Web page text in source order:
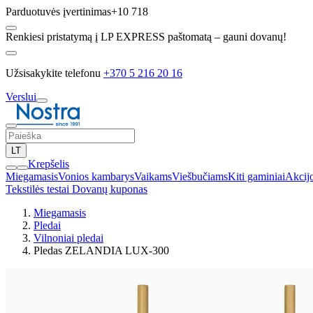
Parduotuvės įvertinimas+10 718
Renkiesi pristatymą į LP EXPRESS paštomatą – gauni dovanų!
Užsisakykite telefonu +370 5 216 20 16
Verslui
LT
Krepšelis
MiegamasisVonios kambarysVaikamsViešbučiamsKiti gaminiai
Tekstilės testai Dovanų kuponas
Miegamasis
Pledai
Vilnoniai pledai
Pledas ZELANDIA LUX-300